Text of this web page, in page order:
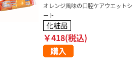
オレンジ風味の口腔ケアウエットシ
ート
￥418(税込)